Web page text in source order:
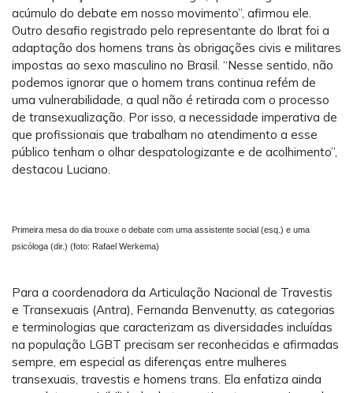
acúmulo do debate em nosso movimento”, afirmou ele.
Outro desafio registrado pelo representante do Ibrat foi a
adaptação dos homens trans às obrigações civis e militares
impostas ao sexo masculino no Brasil. “Nesse sentido, não
podemos ignorar que o homem trans continua refém de
uma vulnerabilidade, a qual não é retirada com o processo
de transexualização. Por isso, a necessidade imperativa de
que profissionais que trabalham no atendimento a esse
público tenham o olhar despatologizante e de acolhimento”,
destacou Luciano.
Primeira mesa do dia trouxe o debate com uma assistente social (esq.) e uma
psicóloga (dir.) (foto: Rafael Werkema)
Para a coordenadora da Articulação Nacional de Travestis
e Transexuais (Antra), Fernanda Benvenutty, as categorias
e terminologias que caracterizam as diversidades incluídas
na população LGBT precisam ser reconhecidas e afirmadas
sempre, em especial as diferenças entre mulheres
transexuais, travestis e homens trans. Ela enfatiza ainda